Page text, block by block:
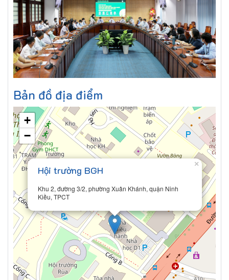
Bản đồ địa điểm
Hội trường BGH
Khu 2, đường 3/2, phường Xuân Khánh, quận Ninh
Kiều, TPCT
×
+
−